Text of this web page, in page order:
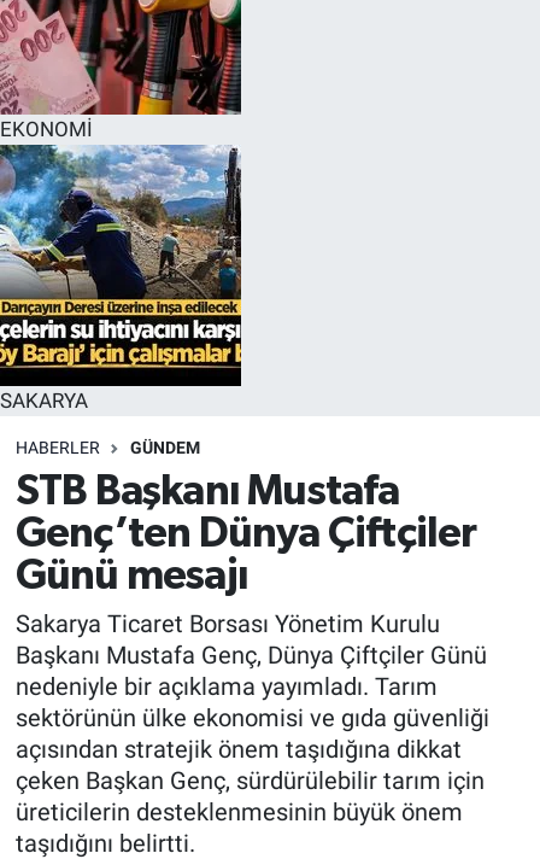
EKONOMİ
SAKARYA
HABERLER GÜNDEM
STB Başkanı Mustafa
Genç’ten Dünya Çiftçiler
Günü mesajı
Sakarya Ticaret Borsası Yönetim Kurulu
Başkanı Mustafa Genç, Dünya Çiftçiler Günü
nedeniyle bir açıklama yayımladı. Tarım
sektörünün ülke ekonomisi ve gıda güvenliği
açısından stratejik önem taşıdığına dikkat
çeken Başkan Genç, sürdürülebilir tarım için
üreticilerin desteklenmesinin büyük önem
taşıdığını belirtti.
EĞİTİM
MAGAZİN
ÖZEL HABER
HALK54 PANORAMA